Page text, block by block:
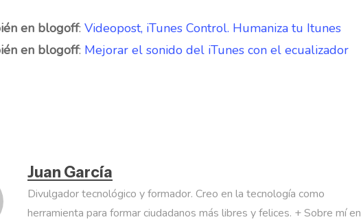
en blogoff: Videopost, iTunes Control. Humaniza tu Itunes
en blogoff: Mejorar el sonido del iTunes con el ecualizador
Juan García
Divulgador tecnológico y formador. Creo en la tecnología como
herramienta para formar ciudadanos más libres y felices. + Sobre mí en